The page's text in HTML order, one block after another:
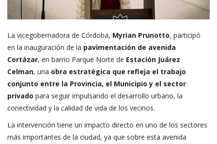
La vicegobernadora de Córdoba, Myrian Prunotto, participó
en la inauguración de la pavimentación de avenida
Cortázar, en barrio Parque Norte de Estación Juárez
Celman, una obra estratégica que refleja el trabajo
conjunto entre la Provincia, el Municipio y el sector
privado para seguir impulsando el desarrollo urbano, la
conectividad y la calidad de vida de los vecinos.
La intervención tiene un impacto directo en uno de los sectores
más importantes de la ciudad, ya que sobre esta avenida